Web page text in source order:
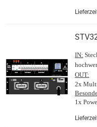
IN:
OUT:
2x
1x